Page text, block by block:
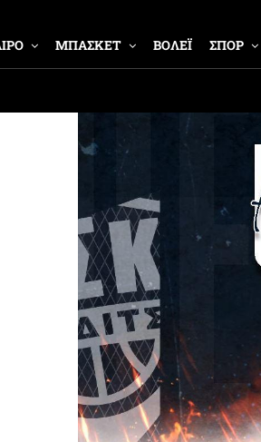
ΜΠΑΣΚΕΤ ΒΟΛΕΪ ΣΠΟΡ